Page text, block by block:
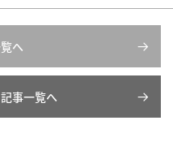
へ
事一覧へ